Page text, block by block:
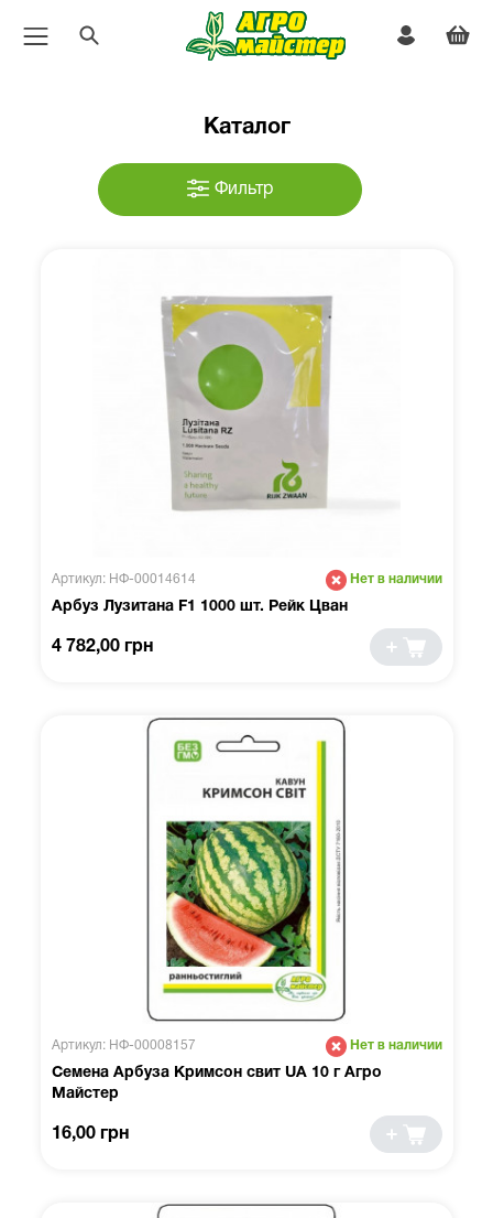
Каталог
Фильтр
Артикул: НФ-00014614 Нет в наличии
Арбуз Лузитана F1 1000 шт. Рейк Цван
4 782,00 грн
Артикул: НФ-00008157 Нет в наличии
Семена Арбуза Кримсон свит UA 10 г Агро
Майстер
16,00 грн